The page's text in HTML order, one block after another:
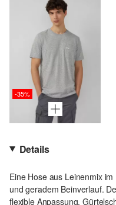
-35%
Details
Eine Hose aus Leinenmix
und geradem Beinverlauf.
flexible Anpassung,